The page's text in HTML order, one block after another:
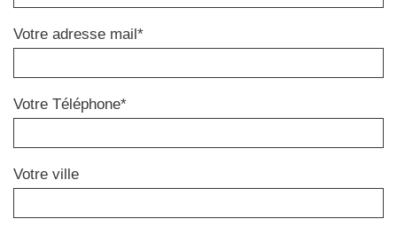
Votre adresse mail*
Votre Téléphone*
Votre ville